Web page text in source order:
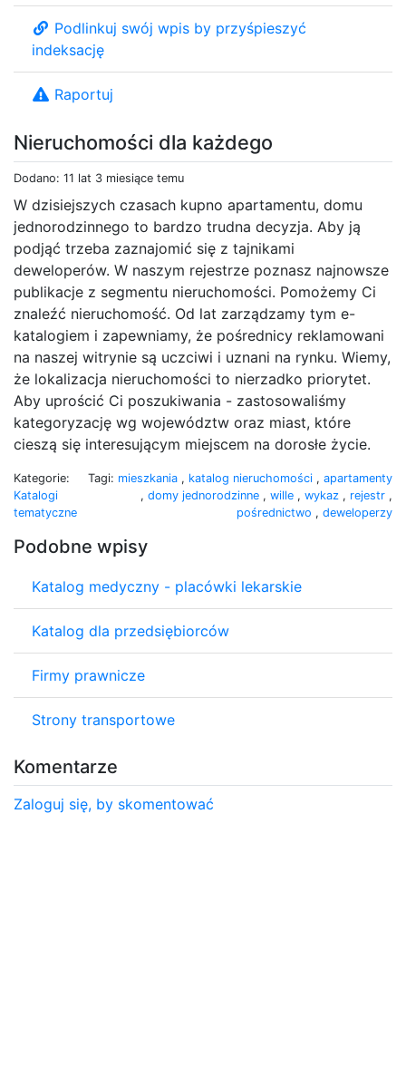
Nieruchomości dla każdego
Dodano: 11 lat 3 miesiące temu
W dzisiejszych czasach kupno apartamentu, domu
jednorodzinnego to bardzo trudna decyzja. Aby ją
podjąć trzeba zaznajomić się z tajnikami
deweloperów. W naszym rejestrze poznasz najnowsze
publikacje z segmentu nieruchomości. Pomożemy Ci
znaleźć nieruchomość. Od lat zarządzamy tym e-
katalogiem i zapewniamy, że pośrednicy reklamowani
na naszej witrynie są uczciwi i uznani na rynku. Wiemy,
że lokalizacja nieruchomości to nierzadko priorytet.
Aby uprościć Ci poszukiwania - zastosowaliśmy
kategoryzację wg województw oraz miast, które
cieszą się interesującym miejscem na dorosłe życie.
Kategorie:
Katalogi
tematyczne
Tagi: mieszkania , katalog nieruchomości , apartamenty
, domy jednorodzinne , wille , wykaz , rejestr ,
pośrednictwo , deweloperzy
Podobne wpisy
Katalog medyczny - placówki lekarskie
Katalog dla przedsiębiorców
Firmy prawnicze
Strony transportowe
Komentarze
Zaloguj się, by skomentować
Podlinkuj swój wpis by przyśpieszyć
indeksację
Raportuj